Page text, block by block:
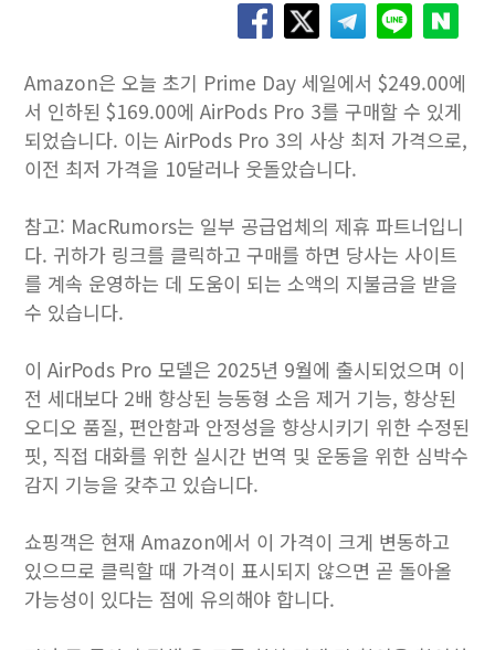
Amazon은 오늘 초기 Prime Day 세일에서 $249.00에
서 인하된 $169.00에 AirPods Pro 3를 구매할 수 있게
되었습니다. 이는 AirPods Pro 3의 사상 최저 가격으로,
이전 최저 가격을 10달러나 웃돌았습니다.
참고: MacRumors는 일부 공급업체의 제휴 파트너입니
다. 귀하가 링크를 클릭하고 구매를 하면 당사는 사이트
를 계속 운영하는 데 도움이 되는 소액의 지불금을 받을
수 있습니다.
이 AirPods Pro 모델은 2025년 9월에 출시되었으며 이
전 세대보다 2배 향상된 능동형 소음 제거 기능, 향상된
오디오 품질, 편안함과 안정성을 향상시키기 위한 수정된
핏, 직접 대화를 위한 실시간 번역 및 운동을 위한 심박수
감지 기능을 갖추고 있습니다.
쇼핑객은 현재 Amazon에서 이 가격이 크게 변동하고
있으므로 클릭할 때 가격이 표시되지 않으면 곧 돌아올
가능성이 있다는 점에 유의해야 합니다.